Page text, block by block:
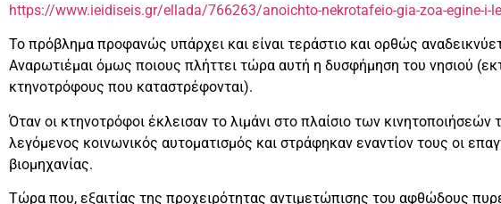
https://www.ieidiseis.gr/ellada/766263/anoichto-nekrotafeio-gia-zoa-egine-i-
Το πρόβλημα προφανώς υπάρχει και είναι τεράστιο και ορθώς
Αναρωτιέμαι όμως ποιους πλήττει τώρα αυτή η δυσφήμηση του νησιού
κτηνοτρόφους που καταστρέφονται).
Όταν οι κτηνοτρόφοι έκλεισαν το λιμάνι στο πλαίσιο των κινητοποιήσεών
λεγόμενος κοινωνικός αυτοματισμός και στράφηκαν εναντίον τους οι
βιομηχανίας.
Τώρα που, εξαιτίας της προχειρότητας αντιμετώπισης του αφθώδους